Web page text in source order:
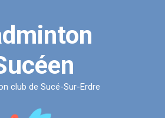
club de Sucé-Sur-Erdre